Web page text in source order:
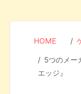
HOME
5つのメー
エッジ』